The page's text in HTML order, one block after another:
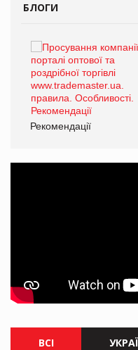
БЛОГИ
Рекомендації
ВСІ